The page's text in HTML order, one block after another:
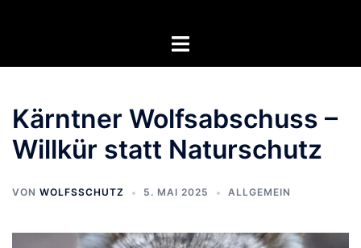
Menü
Kärntner Wolfsabschuss –
Willkür statt Naturschutz
VON WOLFSSCHUTZ 5. MAI 2025 ALLGEMEIN